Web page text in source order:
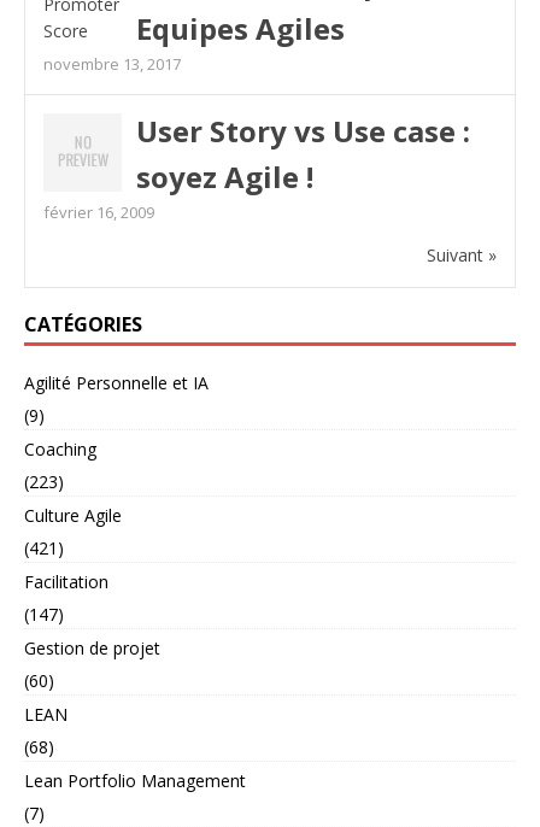
Equipes Agiles
novembre 13, 2017
User Story vs Use case :
soyez Agile !
février 16, 2009
Suivant »
CATÉGORIES
Agilité Personnelle et IA
(9)
Coaching
(223)
Culture Agile
(421)
Facilitation
(147)
Gestion de projet
(60)
LEAN
(68)
Lean Portfolio Management
(7)